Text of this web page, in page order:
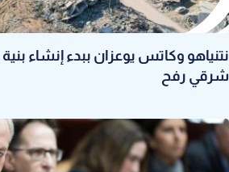
نتنياهو وكاتس يوعزان ببدء إنشاء
شرقي رفح